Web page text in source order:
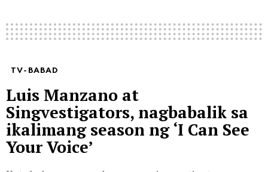
TV-BABAD
Luis Manzano at
Singvestigators, nagbabalik sa
ikalimang season ng ‘I Can See
Your Voice’